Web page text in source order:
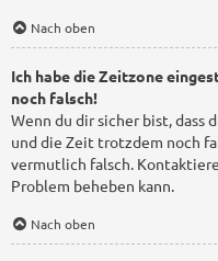
Nach oben
Ich habe die Zeitzone
noch falsch!
Wenn du dir sicher bist,
und die Zeit trotzdem noch
vermutlich falsch.
Problem beheben kann.
Nach oben